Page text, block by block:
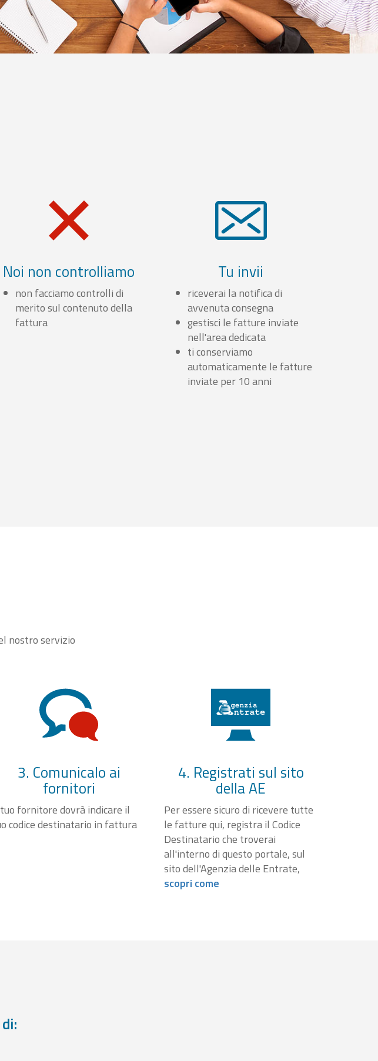
Noi non controlliamo
non facciamo controlli di
merito sul contenuto della
fattura
Tu invii
riceverai la notifica di
avvenuta consegna
gestisci le fatture inviate
nell'area dedicata
ti conserviamo
automaticamente le fatture
inviate per 10 anni
nostro servizio
3. Comunicalo ai
fornitori
fornitore dovrà indicare il
codice destinatario in fattura
4. Registrati sul sito
della AE
Per essere sicuro di ricevere tutte
le fatture qui, registra il Codice
Destinatario che troverai
all'interno di questo portale, sul
sito dell'Agenzia delle Entrate,
scopri come